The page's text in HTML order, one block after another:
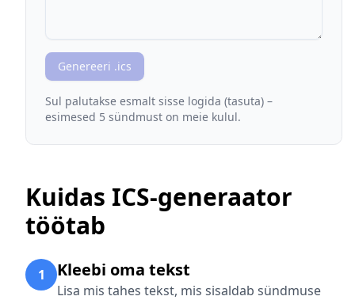
Genereeri .ics
Sul palutakse esmalt sisse logida (tasuta) –
esimesed 5 sündmust on meie kulul.
Kuidas ICS-generaator
töötab
1 Kleebi oma tekst
Lisa mis tahes tekst, mis sisaldab sündmuse